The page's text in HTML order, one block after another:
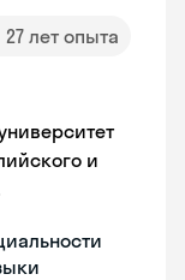
27 лет опыта
и